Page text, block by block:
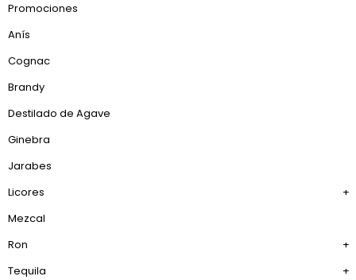
Promociones
Anís
Cognac
Brandy
Destilado de Agave
Ginebra
Jarabes
Licores
+
Mezcal
Ron
+
Tequila
+